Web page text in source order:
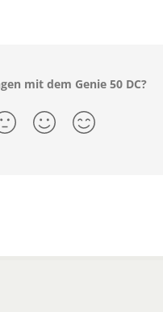
mit dem Genie 50 DC?